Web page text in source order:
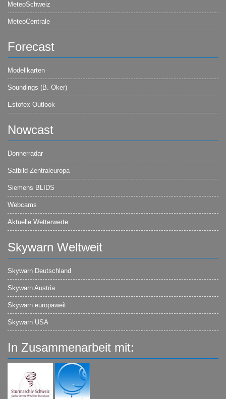
MeteoSchweiz
MeteoCentrale
Forecast
Modellkarten
Soundings (B. Oker)
Estofex Outlook
Nowcast
Donnerradar
Satbild Zentraleuropa
Siemens BLIDS
Webcams
Aktuelle Wetterwerte
Skywarn Weltweit
Skywarn Deutschland
Skywarn Austria
Skywarn europaweit
Skywarn USA
In Zusammenarbeit mit: